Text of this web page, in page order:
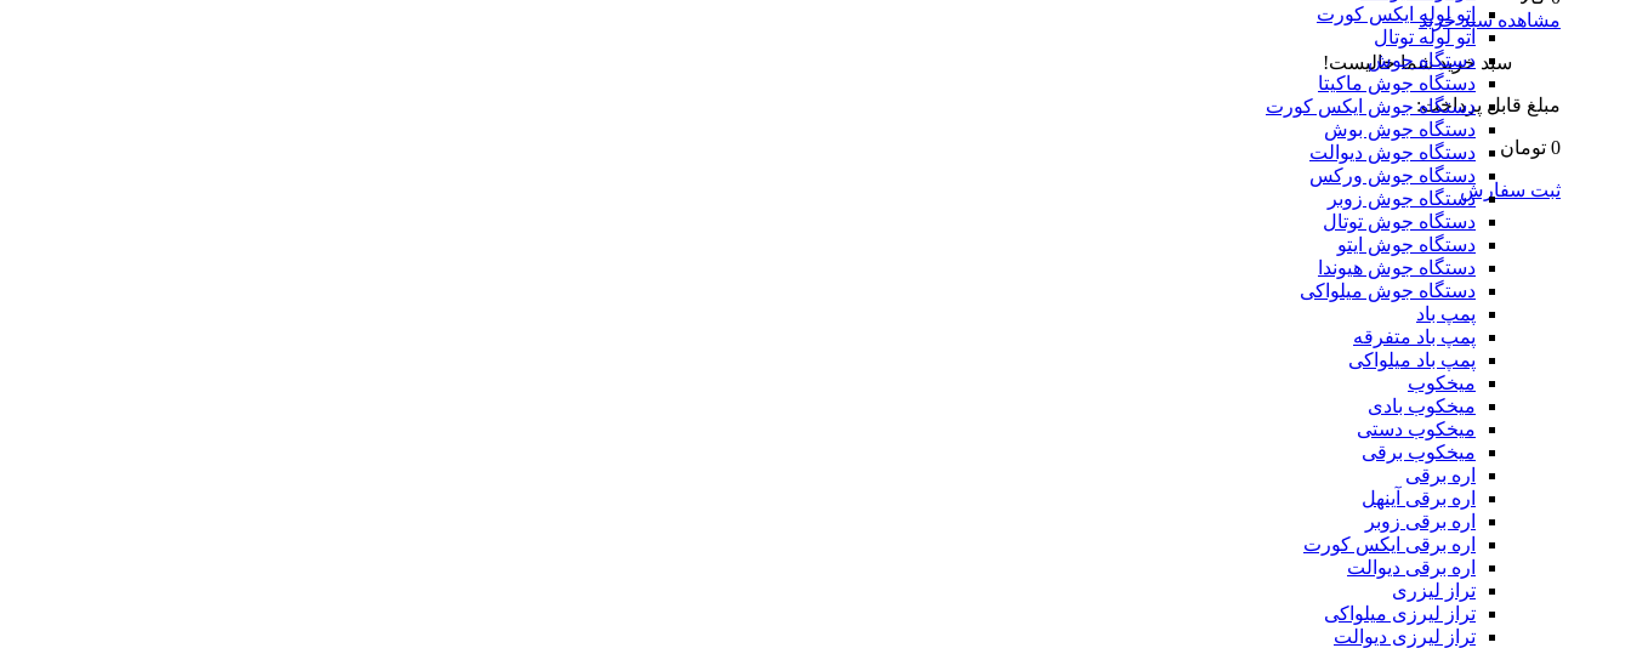
مشاهده سبد خرید
سبد خرید شما خالیست!
مبلغ قابل پرداخت:
0 تومان
ثبت سفارش
اتو لوله ایکس کورت
اتو لوله توتال
دستگاه جوش
دستگاه جوش ماکیتا
دستگاه جوش ایکس کورت
دستگاه جوش بوش
دستگاه جوش دیوالت
دستگاه جوش ورکس
دستگاه جوش زوبر
دستگاه جوش توتال
دستگاه جوش ایتو
دستگاه جوش هیوندا
دستگاه جوش میلواکی
پمپ باد
پمپ باد متفرقه
پمپ باد میلواکی
میخکوب
میخکوب بادی
میخکوب دستی
میخکوب برقی
اره برقی
اره برقی آینهل
اره برقی زوبر
اره برقی ایکس کورت
اره برقی دیوالت
تراز لیزری
تراز لیرزی میلواکی
تراز لیرزی دیوالت